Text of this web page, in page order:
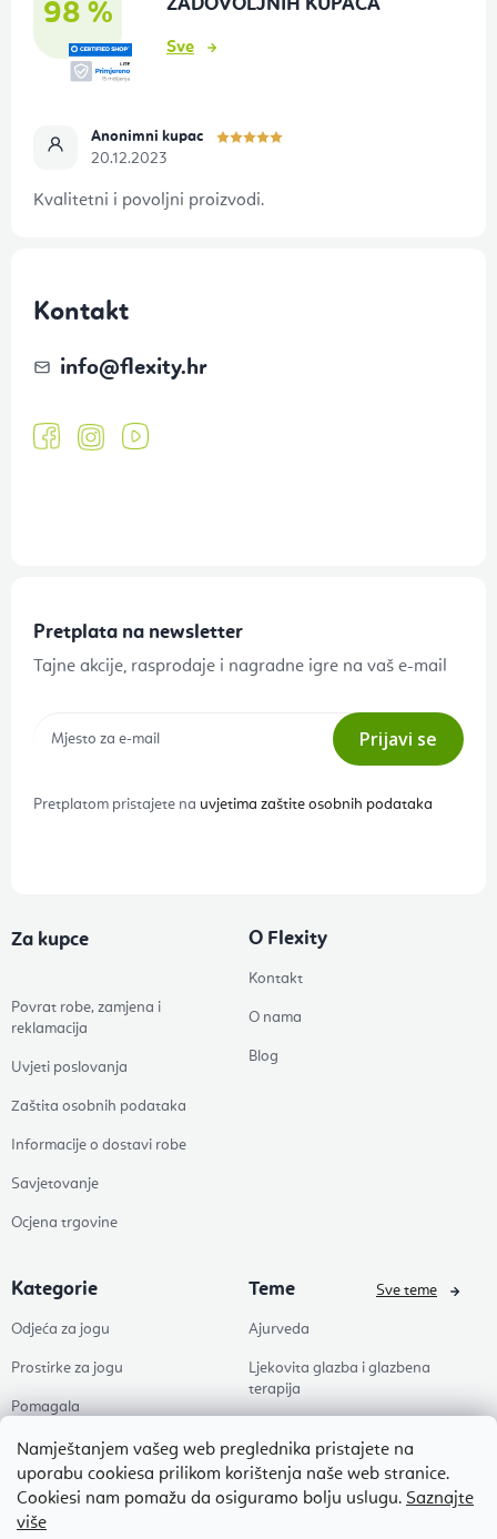
Namještanjem vašeg web preglednika pristajete na
uporabu cookiesa prilikom korištenja naše web stranice.
Cookiesi nam pomažu da osiguramo bolju uslugu. Saznajte
više
98 %
ZADOVOLJNIH KUPACA
Sve
Anonimni kupac
20.12.2023
Kvalitetni i povoljni proizvodi.
Kontakt
info@flexity.hr
Pretplata na newsletter
Tajne akcije, rasprodaje i nagradne igre na vaš e-mail
Prijavi se
Pretplatom pristajete na uvjetima zaštite osobnih podataka
Za kupce
Povrat robe, zamjena i
reklamacija
Uvjeti poslovanja
Zaštita osobnih podataka
Informacije o dostavi robe
Savjetovanje
Ocjena trgovine
O Flexity
Kontakt
O nama
Blog
Kategorie
Odjeća za jogu
Prostirke za jogu
Pomagala
Zdravlje
Dodaci
Popusti
Teme
Ajurveda
Ljekovita glazba i glazbena
terapija
Pilates
Zen
Sve teme